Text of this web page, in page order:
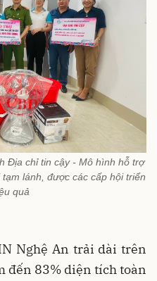
Địa chỉ tin cậy - Mô hình hỗ trợ
lánh, được các cấp hội triển
quả
Nghệ An trải dài trên
đến 83% diện tích toàn